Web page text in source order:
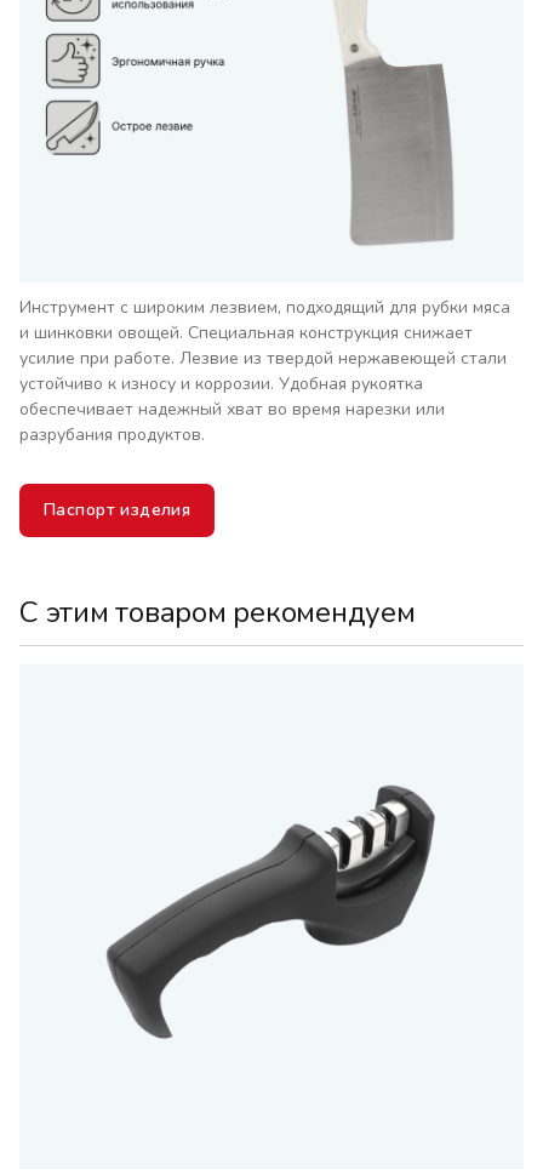
Инструмент с широким лезвием, подходящий для рубки мяса
и шинковки овощей. Специальная конструкция снижает
усилие при работе. Лезвие из твердой нержавеющей стали
устойчиво к износу и коррозии. Удобная рукоятка
обеспечивает надежный хват во время нарезки или
разрубания продуктов.
Паспорт изделия
С этим товаром рекомендуем